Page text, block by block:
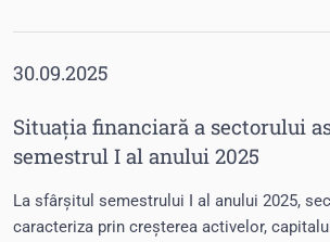
30.09.2025
Situația financiară a sectorului
semestrul I al anului 2025
La sfârșitul semestrului I al anului 2025,
caracteriza prin creșterea activelor,